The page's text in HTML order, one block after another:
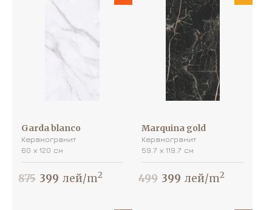
Garda blanco
Керамогранит
60 х 120 см
875 399 лей/m2
Marquina gold
Керамогранит
59.7 х 119.7 см
499 399 лей/m2